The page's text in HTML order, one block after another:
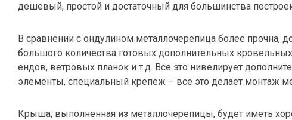
дешевый, простой и достаточный для большинства
В сравнении с ондулином металлочерепица более прочна,
большого количества готовых дополнительных
ендов, ветровых планок и т.д. Все это нивелирует
элементы, специальный крепеж – все это делает монтаж
Крыша, выполненная из металлочерепицы, будет иметь